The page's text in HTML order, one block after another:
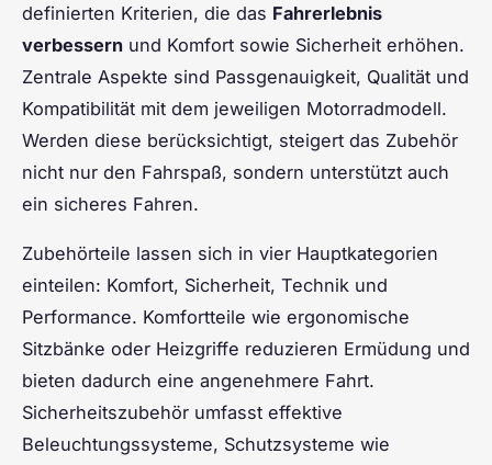
definierten Kriterien, die das Fahrerlebnis
verbessern und Komfort sowie Sicherheit erhöhen.
Zentrale Aspekte sind Passgenauigkeit, Qualität und
Kompatibilität mit dem jeweiligen Motorradmodell.
Werden diese berücksichtigt, steigert das Zubehör
nicht nur den Fahrspaß, sondern unterstützt auch
ein sicheres Fahren.
Zubehörteile lassen sich in vier Hauptkategorien
einteilen: Komfort, Sicherheit, Technik und
Performance. Komfortteile wie ergonomische
Sitzbänke oder Heizgriffe reduzieren Ermüdung und
bieten dadurch eine angenehmere Fahrt.
Sicherheitszubehör umfasst effektive
Beleuchtungssysteme, Schutzsysteme wie